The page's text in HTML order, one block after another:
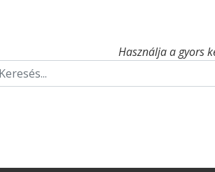
Használja a gyors